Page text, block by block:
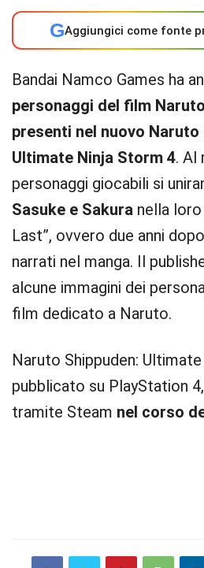
GAggiungici come fonte
Bandai Namco Games ha
personaggi del film
presenti nel nuovo Naruto
Ultimate Ninja Storm 4. Al
personaggi giocabili si
Sasuke e Sakura nella
Last”, ovvero due anni
narrati nel manga. Il
alcune immagini dei
film dedicato a Naruto.
Naruto Shippuden:
pubblicato su PlayStation
tramite Steam nel corso